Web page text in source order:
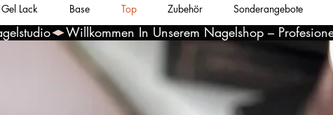
Gel Lack Base Top Zubehör Sonderangebote